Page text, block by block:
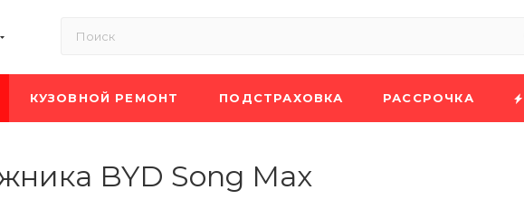
КУЗОВНОЙ РЕМОНТ ПОДСТРАХОВКА РАССРОЧКА
BYD Song Max